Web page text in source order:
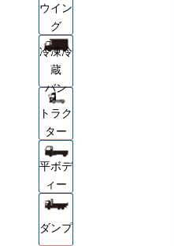
ウイン
グ
冷凍冷
蔵
バン
トラク
ター
平ボデ
ィー
ダンプ